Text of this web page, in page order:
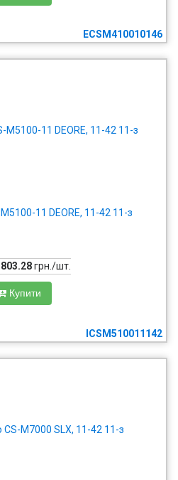
ECSM410010146
11 DEORE, 11-42 11-з
грн./шт.
Купити
ICSM510011142